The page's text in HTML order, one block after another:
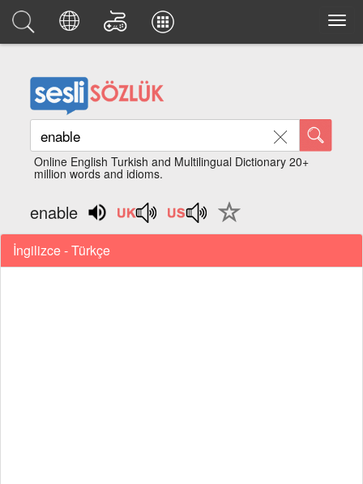
Online English Turkish and Multilingual Dictionary 20+
million words and idioms.
enable
İngilizce - Türkçe